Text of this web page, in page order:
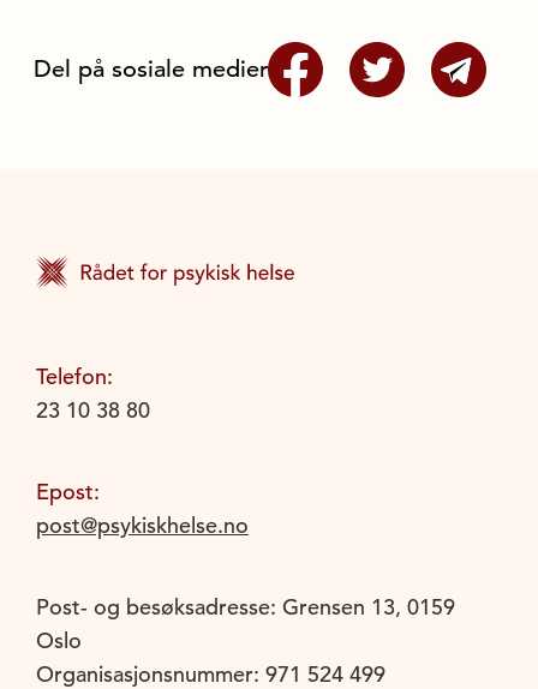
Del på sosiale medier
Telefon:
23 10 38 80
Epost:
post@psykiskhelse.no
Post- og besøksadresse: Grensen 13, 0159
Oslo
Organisasjonsnummer: 971 524 499